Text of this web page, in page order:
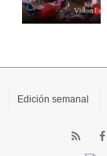
Edición semanal